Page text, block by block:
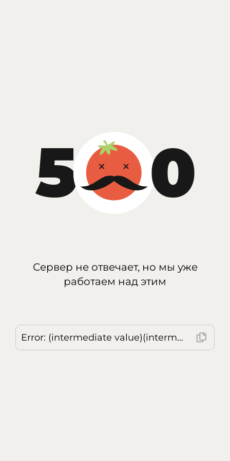
Сервер не отвечает, но мы уже
работаем над этим
Error: (intermediate value)(intermediate value)(intermediate value).replaceAll is not a function